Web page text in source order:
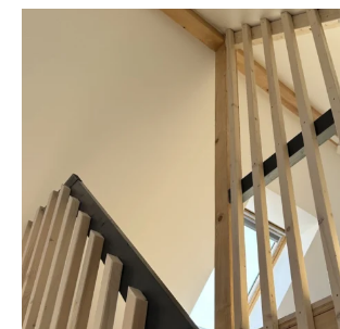
🏡 Hoch hinaus – und trotzdem ganz
14 0